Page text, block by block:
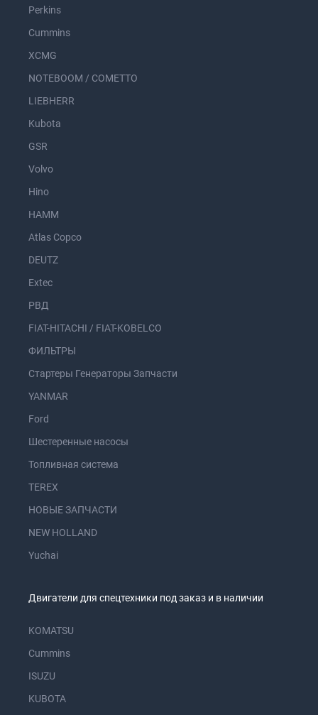
Perkins
Cummins
XCMG
NOTEBOOM / COMETTO
LIEBHERR
Kubota
GSR
Volvo
Hino
HAMM
Atlas Copco
DEUTZ
Extec
РВД
FIAT-HITACHI / FIAT-KOBELCO
ФИЛЬТРЫ
Стартеры Генераторы Запчасти
YANMAR
Ford
Шестеренные насосы
Топливная система
TEREX
НОВЫЕ ЗАПЧАСТИ
NEW HOLLAND
Yuchai
Двигатели для спецтехники под заказ и в наличии
KOMATSU
Cummins
ISUZU
KUBOTA